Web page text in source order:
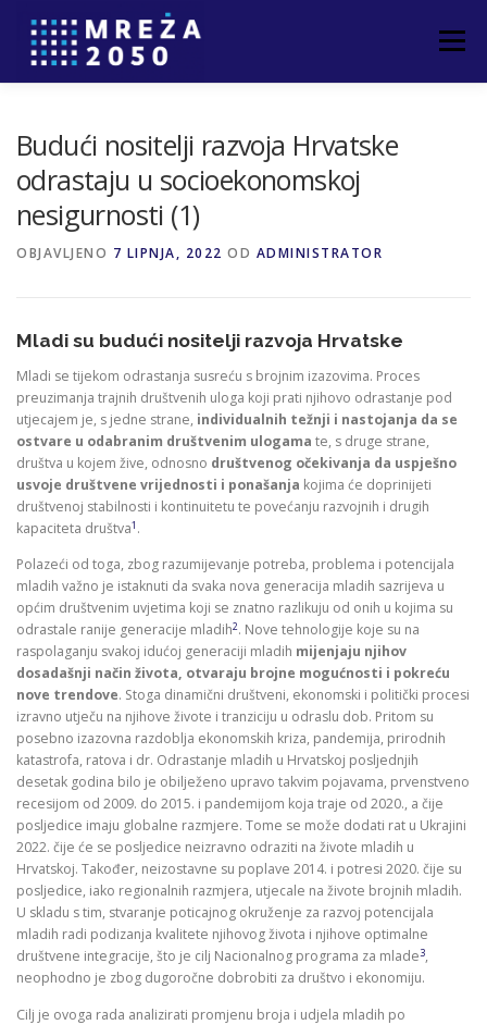
Izbornik
NOVOSTI ČLANCI
Budući nositelji razvoja Hrvatske
odrastaju u socioekonomskoj
nesigurnosti (1)
OBJAVLJENO 7 LIPNJA, 2022 OD ADMINISTRATOR
Mladi su budući nositelji razvoja Hrvatske
Mladi se tijekom odrastanja susreću s brojnim izazovima. Proces
preuzimanja trajnih društvenih uloga koji prati njihovo odrastanje pod
utjecajem je, s jedne strane, individualnih težnji i nastojanja da se
ostvare u odabranim društvenim ulogama te, s druge strane,
društva u kojem žive, odnosno društvenog očekivanja da uspješno
usvoje društvene vrijednosti i ponašanja kojima će doprinijeti
društvenoj stabilnosti i kontinuitetu te povećanju razvojnih i drugih
kapaciteta društva1 .
Polazeći od toga, zbog razumijevanje potreba, problema i potencijala
mladih važno je istaknuti da svaka nova generacija mladih sazrijeva u
općim društvenim uvjetima koji se znatno razlikuju od onih u kojima su
odrastale ranije generacije mladih2. Nove tehnologije koje su na
raspolaganju svakoj idućoj generaciji mladih mijenjaju njihov
dosadašnji način života, otvaraju brojne mogućnosti i pokreću
nove trendove. Stoga dinamični društveni, ekonomski i politički procesi
izravno utječu na njihove živote i tranziciju u odraslu dob. Pritom su
posebno izazovna razdoblja ekonomskih kriza, pandemija, prirodnih
katastrofa, ratova i dr. Odrastanje mladih u Hrvatskoj posljednjih
desetak godina bilo je obilježeno upravo takvim pojavama, prvenstveno
recesijom od 2009. do 2015. i pandemijom koja traje od 2020., a čije
posljedice imaju globalne razmjere. Tome se može dodati rat u Ukrajini
2022. čije će se posljedice neizravno odraziti na živote mladih u
Hrvatskoj. Također, neizostavne su poplave 2014. i potresi 2020. čije su
posljedice, iako regionalnih razmjera, utjecale na živote brojnih mladih.
U skladu s tim, stvaranje poticajnog okruženje za razvoj potencijala
mladih radi podizanja kvalitete njihovog života i njihove optimalne
društvene integracije, što je cilj Nacionalnog programa za mlade3,
neophodno je zbog dugoročne dobrobiti za društvo i ekonomiju.
Cilj je ovoga rada analizirati promjenu broja i udjela mladih po